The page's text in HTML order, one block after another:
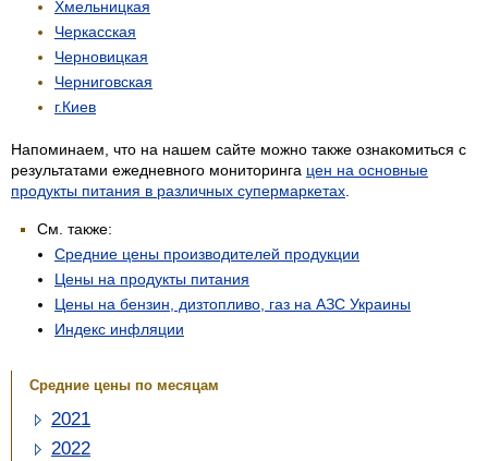
Хмельницкая
Черкасская
Черновицкая
Черниговская
г.Киев
Напоминаем, что на нашем сайте можно также ознакомиться с
результатами ежедневного мониторинга цен на основные
продукты питания в различных супермаркетах
См. также:
Средние цены производителей продукции
Цены на продукты питания
Цены на бензин, дизтопливо, газ на АЗС Украины
Индекс инфляции
Средние цены по месяцам
2021
2022